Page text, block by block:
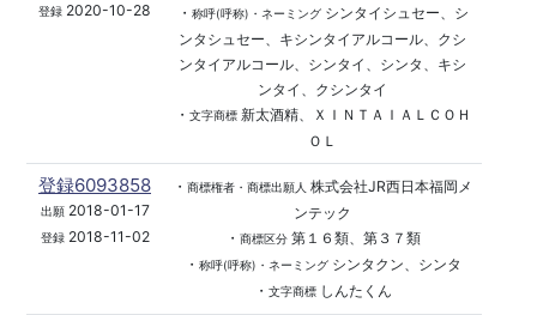
登録 2020-10-28
・ 称呼(呼称)・ネーミングシンタイシュセー、シ
ンタシュセー、キシンタイアルコール、クシ
ンタイアルコール、シンタイ、シンタ、キシ
ンタイ、クシンタイ
・ 文字商標新太酒精、ＸＩＮＴＡＩＡＬＣＯＨ
ＯＬ
登録6093858
出願2018-01-17
登録2018-11-02
・ 商標権者・商標出願人 株式会社JR西日本福岡メ
ンテック
・ 商標区分第１６類、第３７類
・ 称呼(呼称)・ネーミングシンタクン、シンタ
・ 文字商標しんたくん